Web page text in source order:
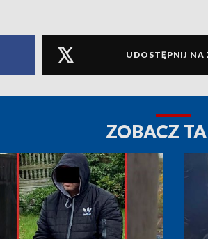
UDOSTĘPNIJ NA
ZOBACZ